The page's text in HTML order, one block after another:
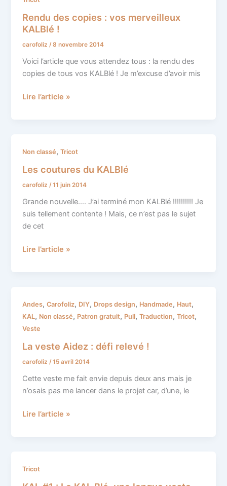
Rendu des copies : vos merveilleux
KALBlé !
carofoliz/8 novembre 2014
Voici l’article que vous attendez tous : la rendu des
copies de tous vos KALBlé ! Je m’excuse d’avoir mis
copies
vos
merveilleux
KALBlé
Lire l’article »
Non classé,Tricot
Les coutures du KALBlé
carofoliz/11 juin 2014
Grande nouvelle…. J’ai terminé mon KALBlé !!!!!!!!!! Je
suis tellement contente ! Mais, ce n’est pas le sujet
de cet
Les
du
KALBlé
Lire l’article »
Andes,Carofoliz, DIY, Drops design, Handmade, Haut,
KAL, Non classé, Patron gratuit, Pull,Traduction,Tricot,
Veste
La veste Aidez : défi relevé !
carofoliz/15 avril 2014
Cette veste me fait envie depuis deux ans mais je
n’osais pas me lancer dans le projet car, d’une, le
La
veste
Aidez
défi
relevé
!
Lire l’article »
Tricot
KAL